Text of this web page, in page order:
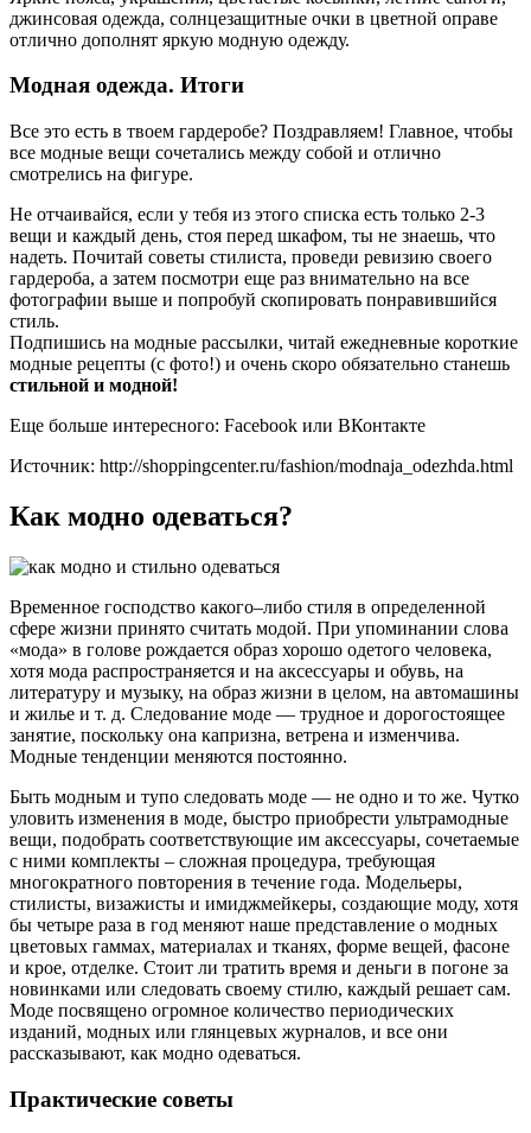
джинсовая одежда, солнцезащитные очки в цветной оправе
отлично дополнят яркую модную одежду.
Модная одежда. Итоги
Все это есть в твоем гардеробе? Поздравляем! Главное, чтобы
все модные вещи сочетались между собой и отлично
смотрелись на фигуре.
Не отчаивайся, если у тебя из этого списка есть только 2-3
вещи и каждый день, стоя перед шкафом, ты не знаешь, что
надеть. Почитай советы стилиста, проведи ревизию своего
гардероба, а затем посмотри еще раз внимательно на все
фотографии выше и попробуй скопировать понравившийся
стиль.
Подпишись на модные рассылки, читай ежедневные короткие
модные рецепты (с фото!) и очень скоро обязательно станешь
стильной и модной!
Еще больше интересного: Facebook или ВКонтакте
Источник: http://shoppingcenter.ru/fashion/modnaja_odezhda.html
Как модно одеваться?
Временное господство какого–либо стиля в определенной
сфере жизни принято считать модой. При упоминании слова
«мода» в голове рождается образ хорошо одетого человека,
хотя мода распространяется и на аксессуары и обувь, на
литературу и музыку, на образ жизни в целом, на автомашины
и жилье и т. д. Следование моде — трудное и дорогостоящее
занятие, поскольку она капризна, ветрена и изменчива.
Модные тенденции меняются постоянно.
Быть модным и тупо следовать моде — не одно и то же. Чутко
уловить изменения в моде, быстро приобрести ультрамодные
вещи, подобрать соответствующие им аксессуары, сочетаемые
с ними комплекты – сложная процедура, требующая
многократного повторения в течение года. Модельеры,
стилисты, визажисты и имиджмейкеры, создающие моду, хотя
бы четыре раза в год меняют наше представление о модных
цветовых гаммах, материалах и тканях, форме вещей, фасоне
и крое, отделке. Стоит ли тратить время и деньги в погоне за
новинками или следовать своему стилю, каждый решает сам.
Моде посвящено огромное количество периодических
изданий, модных или глянцевых журналов, и все они
рассказывают, как модно одеваться.
Практические советы